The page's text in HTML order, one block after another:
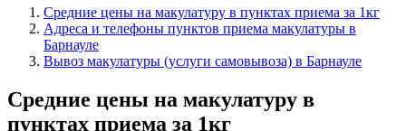
Средние цены на макулатуру в пунктах приема за 1кг
Адреса и телефоны пунктов приема макулатуры в
Барнауле
Вывоз макулатуры (услуги самовывоза) в Барнауле
Средние цены на макулатуру в
пунктах приема за 1кг